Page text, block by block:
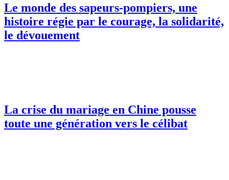
Le monde des sapeurs-pompiers, une
histoire régie par le courage, la solidarité,
le dévouement
La crise du mariage en Chine pousse
toute une génération vers le célibat